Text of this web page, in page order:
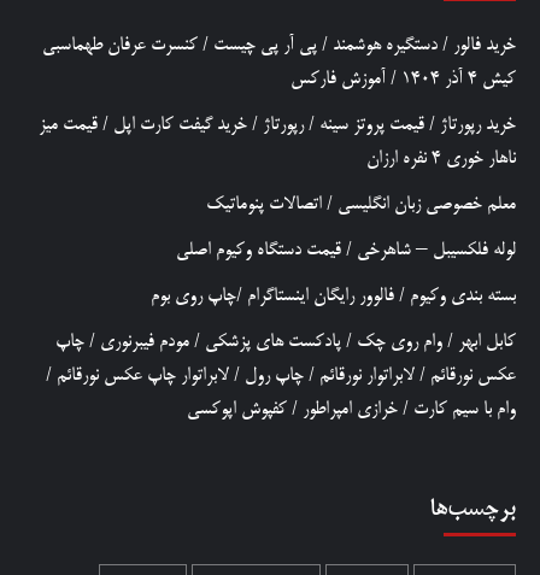
خرید فالور / دستگیره هوشمند / پی آر پی چیست / کنسرت عرفان طهماسبی
کیش 4 آذر 1404
/ آموزش فارکس
خرید رپورتاژ / قیمت پروتز سینه /رپورتاژ / خرید گیفت کارت اپل / قیمت میز
ناهار خوری 4 نفره ارزان
معلم خصوصی زبان انگلیسی / اتصالات پنوماتیک
لوله فلکسیبل – شاهرخی / قیمت دستگاه وکیوم اصلی
بسته بندی وکیوم / فالوور رایگان اینستاگرام /چاپ روی بوم
کابل ابهر / وام روی چک / پادکست های پزشکی / مودم فیبرنوری / چاپ
عکس نورقائم / لابراتوار نورقائم / چاپ رول / لابراتوار چاپ عکس نورقائم /
وام با سیم کارت / خرازی امپراطور / کفپوش اپوکسی
برچسب‌ها